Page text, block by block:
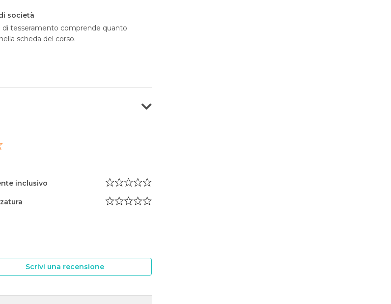
società
di tesseramento comprende quanto
scheda del corso.
inclusivo
Scrivi una recensione